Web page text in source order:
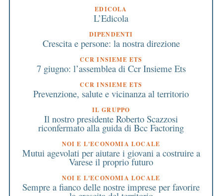
EDICOLA
L’Edicola
DIPENDENTI
Crescita e persone: la nostra direzione
CCR INSIEME ETS
7 giugno: l’assemblea di Ccr Insieme Ets
CCR INSIEME ETS
Prevenzione, salute e vicinanza al territorio
IL GRUPPO
Il nostro presidente Roberto Scazzosi
riconfermato alla guida di Bcc Factoring
NOI E L'ECONOMIA LOCALE
Mutui agevolati per aiutare i giovani a costruire a
Varese il proprio futuro
NOI E L'ECONOMIA LOCALE
Sempre a fianco delle nostre imprese per favorire